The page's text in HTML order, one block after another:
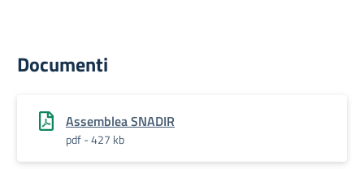
Documenti
Assemblea SNADIR
pdf - 427 kb